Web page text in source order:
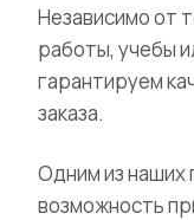
Независимо от
работы, учебы
гарантируем
заказа.
Одним из наших
возможность